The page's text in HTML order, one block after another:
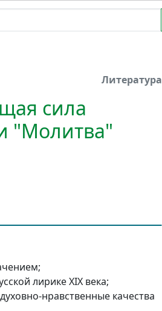
Литература
сила
"Молитва"
лирике XIX века;
нравственные качества